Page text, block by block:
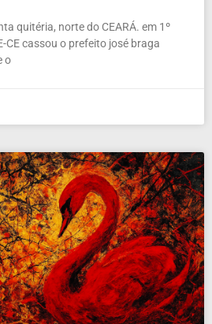
quitéria, norte do CEARÁ. em 1º
CE cassou o prefeito josé braga
o